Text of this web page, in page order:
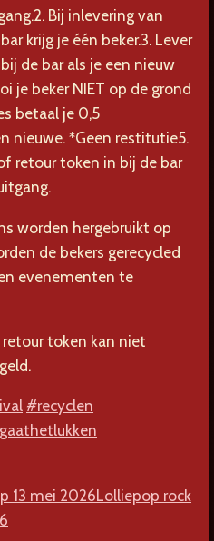
2. Bij inlevering van
krijg je één beker.3. Lever
de bar als je een nieuw
je beker NIET op de grond
betaal je 0,5
nieuwe. *Geen restitutie5.
retour token in bij de bar
worden hergebruikt op
de bekers gerecycled
evenementen te
retour token kan niet
#recyclen
13 mei 2026Lolliepop rock